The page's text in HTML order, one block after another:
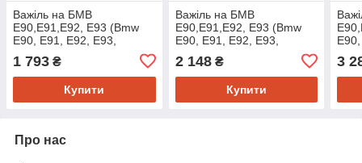
Важіль на БМВ
Е90,Е91,Е92, Е93 (Bmw
E90, E91, E92, E93,
7476093
1 793 ₴
Купити
Важіль на БМВ
Е90,Е91,Е92, Е93 (Bmw
E90, E91, E92, E93,
20930514
2 148₴
Купити
3
Про нас